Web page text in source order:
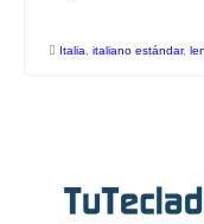
Italia italiano estándar,